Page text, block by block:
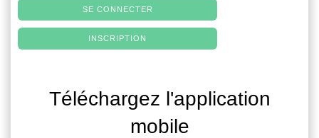
SE CONNECTER
INSCRIPTION
Téléchargez l'application
mobile